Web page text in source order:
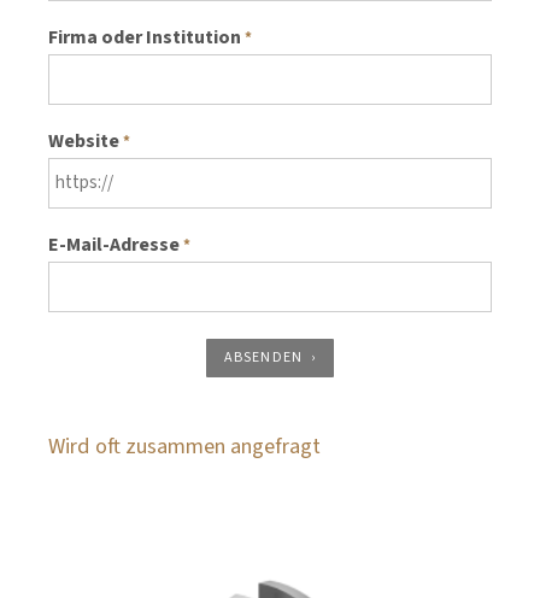
Firma oder Institution *
Website*
E-Mail-Adresse*
ABSENDEN
Wird oft zusammen angefragt